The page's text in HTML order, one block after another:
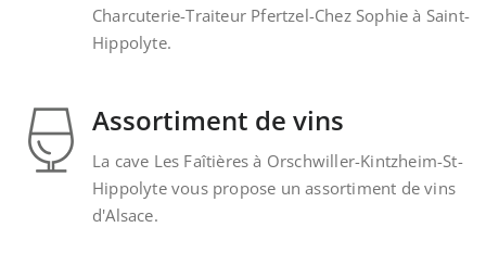
Charcuterie-Traiteur Pfertzel-Chez Sophie à Saint-
Hippolyte.
Assortiment de vins
La cave Les Faîtières à Orschwiller-Kintzheim-St-
Hippolyte vous propose un assortiment de vins
d'Alsace.